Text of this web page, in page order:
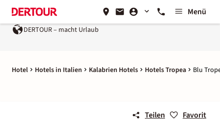
Menü
DERTOUR – macht Urlaub
Hotel Hotels in Italien Kalabrien Hotels Hotels Tropea Blu
Teilen Favorit